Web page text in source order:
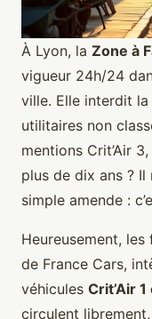
À Lyon, la Zone à
vigueur 24h/24
ville. Elle interdit
utilitaires non
mentions Crit’Air
plus de dix ans ? Il
simple amende :
Heureusement,
de France Cars,
véhicules Crit’Air
circulent